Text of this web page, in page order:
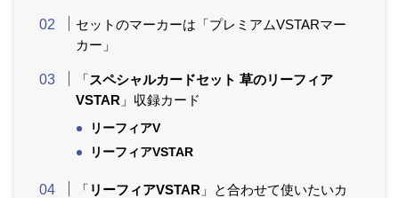
セットのマーカーは「プレミアムVSTARマー
カー」
「スペシャルカードセット 草のリーフィア
VSTAR 」収録カード
リーフィアV
リーフィアVSTAR
「 リーフィアVSTAR 」と合わせて使いたいカ